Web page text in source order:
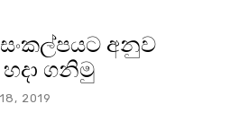
සංකල්පයට අනුව
ගනිමු
2019